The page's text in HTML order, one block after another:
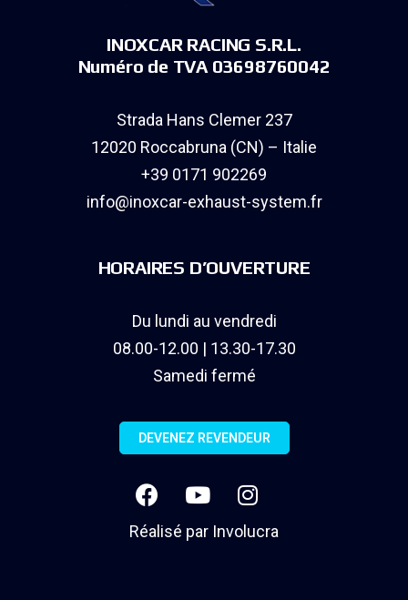
INOXCAR RACING S.R.L.
Numéro de TVA 03698760042
Strada Hans Clemer 237
12020 Roccabruna (CN) – Italie
+39 0171 902269
info@inoxcar-exhaust-system.fr
HORAIRES D’OUVERTURE
Du lundi au vendredi
08.00-12.00 | 13.30-17.30
Samedi fermé
DEVENEZ REVENDEUR
Réalisé par Involucra